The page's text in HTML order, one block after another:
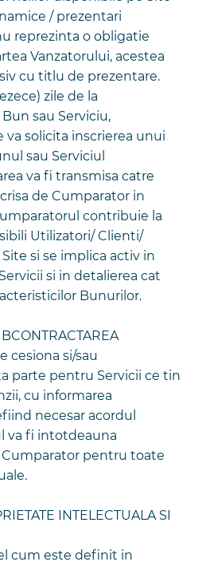
/ prezentari
reprezinta o obligatie
Vanzatorului, acestea
cu titlu de prezentare.
zile de la
sau Serviciu,
va solicita inscrierea unui
sau Serviciul
va fi transmisa catre
de Cumparator in
contribuie la
Utilizatori/ Clienti/
si se implica activ in
si in detalierea cat
Bunurilor.
cesiona si/sau
parte pentru Servicii ce tin
cu informarea
necesar acordul
va fi intotdeauna
Cumparator pentru toate
INTELECTUALA SI
cum este definit in